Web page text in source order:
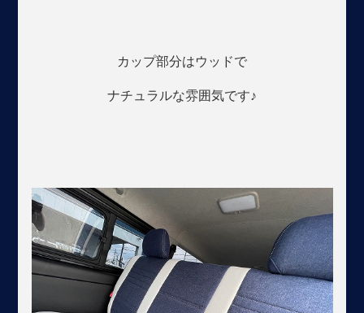
カップ部分はウッドで
ナチュラルな雰囲気です♪